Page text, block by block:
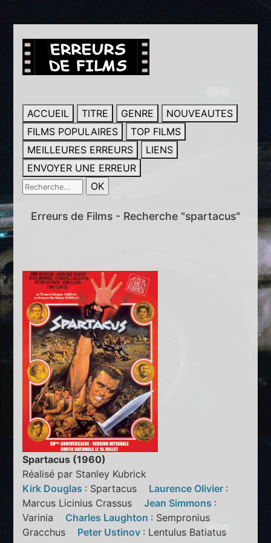
ACCUEIL TITRE GENRE
NOUVEAUTES
FILMS POPULAIRES
TOP FILMS
MEILLEURES ERREURS
LIENS
ENVOYER UNE ERREUR
Erreurs de Films - Recherche "spartacus"
Spartacus (1960)
Réalisé par Stanley Kubrick
Kirk Douglas : Spartacus Laurence Olivier :
Marcus Licinius CrassusJean Simmons :
Varinia Charles Laughton : Sempronius
Gracchus Peter Ustinov : Lentulus Batiatus